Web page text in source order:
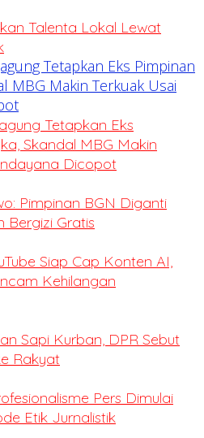
Talenta Lokal Lewat
Tetapkan Eks
Skandal MBG Makin
Dicopot
Pimpinan BGN Diganti
Bergizi Gratis
Siap Cap Konten AI,
Kehilangan
Sapi Kurban, DPR Sebut
Rakyat
Pers Dimulai
Etik Jurnalistik